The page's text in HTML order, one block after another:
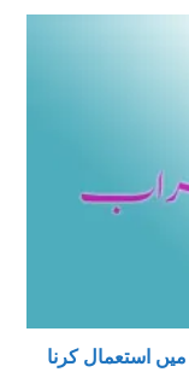
استعمال کرنا